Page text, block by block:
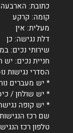
כתובת: הארבעה 20, גבעון 17 תל אביב
קומה: קרקע
מעלית: אין
דלת נגישה: כן
שירותי נכים:
חניית נכים: יש
הסדרי נגישות
* יש מעברים
* יש שולחן /
* יש קופה
שם רכז
טלפון רכז